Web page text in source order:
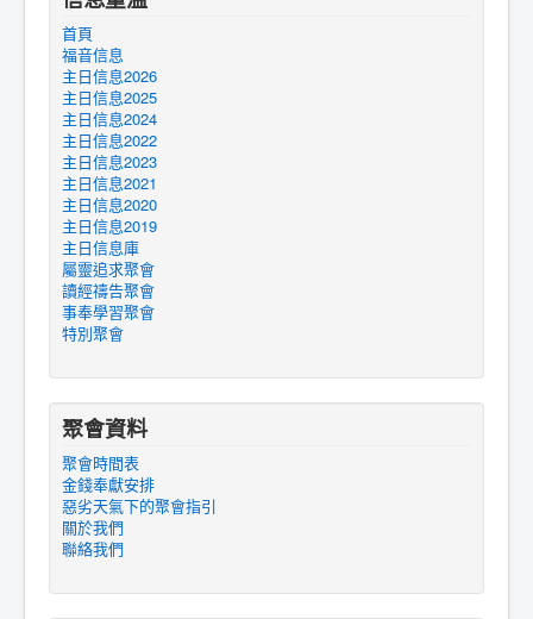
首頁
福音信息
主日信息2026
主日信息2025
主日信息2024
主日信息2022
主日信息2023
主日信息2021
主日信息2020
主日信息2019
主日信息庫
屬靈追求聚會
讀經禱告聚會
事奉學習聚會
特別聚會
聚會資料
聚會時間表
金錢奉獻安排
惡劣天氣下的聚會指引
關於我們
聯絡我們